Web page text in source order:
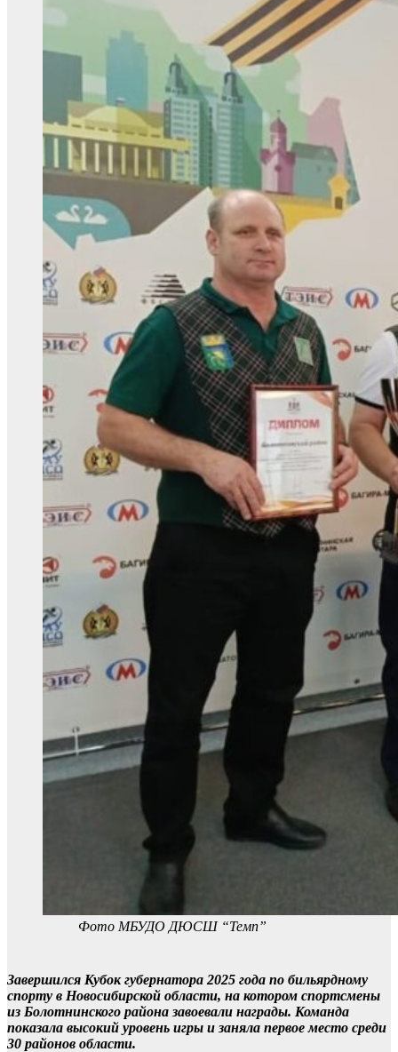
Фото МБУДО ДЮСШ “Темп”
Завершился Кубок губернатора 2025 года по бильярдному
спорту в Новосибирской области, на котором спортсмены
из Болотнинского района завоевали награды. Команда
показала высокий уровень игры и заняла первое место среди
30 районов области.